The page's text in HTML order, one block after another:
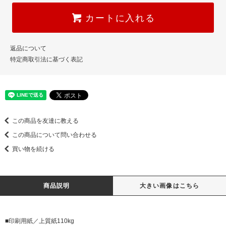
カートに入れる
返品について
特定商取引法に基づく表記
この商品を友達に教える
この商品について問い合わせる
買い物を続ける
商品説明 大きい画像はこちら
■印刷用紙／上質紙110kg